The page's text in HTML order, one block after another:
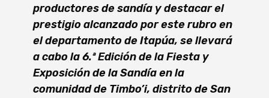
productores de sandía y destacar el
prestigio alcanzado por este rubro en
el departamento de Itapúa, se llevará
a cabo la 6.ª Edición de la Fiesta y
Exposición de la Sandía en la
comunidad de Timbo’i, distrito de San